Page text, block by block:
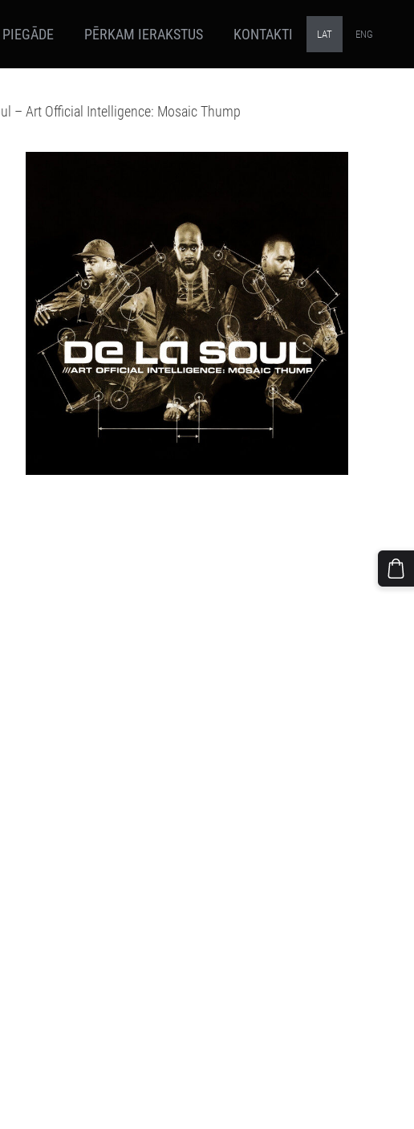
PIEGĀDE PĒRKAM IERAKSTUS KONTAKTI LAT ENG
– Art Official Intelligence: Mosaic Thump